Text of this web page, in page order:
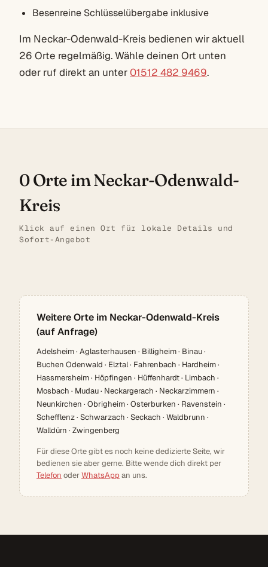
Besenreine Schlüsselübergabe inklusive
Im Neckar-Odenwald-Kreis bedienen wir aktuell
26 Orte regelmäßig. Wähle deinen Ort unten
oder ruf direkt an unter 01512 482 9469.
0 Orte im Neckar-Odenwald-
Kreis
Klick auf einen Ort für lokale Details und
Sofort-Angebot
Weitere Orte im Neckar-Odenwald-Kreis
(auf Anfrage)
Adelsheim · Aglasterhausen · Billigheim · Binau ·
Buchen Odenwald · Elztal · Fahrenbach · Hardheim ·
Hassmersheim · Höpfingen · Hüffenhardt · Limbach ·
Mosbach · Mudau · Neckargerach · Neckarzimmern ·
Neunkirchen · Obrigheim · Osterburken · Ravenstein ·
Schefflenz · Schwarzach · Seckach · Waldbrunn ·
Walldürn · Zwingenberg
Für diese Orte gibt es noch keine dedizierte Seite, wir
bedienen sie aber gerne. Bitte wende dich direkt per
Telefon oderWhatsAppan uns.